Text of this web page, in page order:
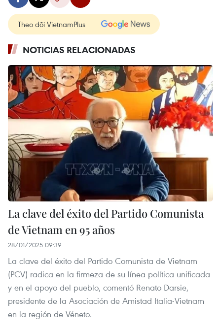
Theo dõi VietnamPlus
NOTICIAS RELACIONADAS
La clave del éxito del Partido Comunista
de Vietnam en 95 años
28/01/2025 09:39
La clave del éxito del Partido Comunista de Vietnam
(PCV) radica en la firmeza de su línea política unificada
y en el apoyo del pueblo, comentó Renato Darsie,
presidente de la Asociación de Amistad Italia-Vietnam
en la región de Véneto.